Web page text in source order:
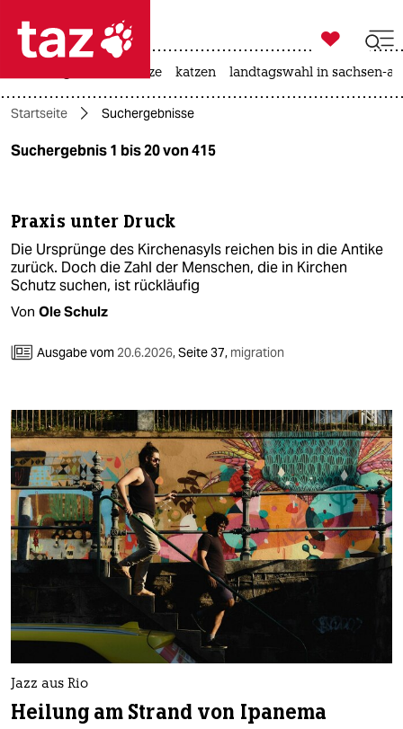
 taz zahl ich
taz zahl ich
themen
öko
gesellschaft
kultur
sport
berlin
nord
wahrheit
verlag
verlag
veranstaltungen
shop
fragen & hilfe
unterstützen

taz zahl ich
hitze katzen landtagswahl in sachsen-
Startseite Suchergebnisse
Suchergebnis 1 bis 20 von 415
Praxis unter Druck
Die Ursprünge des Kirchenasyls reichen bis in die Antike
zurück. Doch die Zahl der Menschen, die in Kirchen
Schutz suchen, ist rückläufig
Von Ole Schulz
Ausgabe vom 20.6.2026,Seite 37, migration
Jazz aus Rio
Heilung am Strand von Ipanema